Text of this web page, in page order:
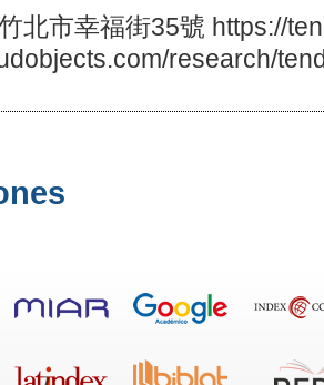
北市幸福街35號 https://
research/